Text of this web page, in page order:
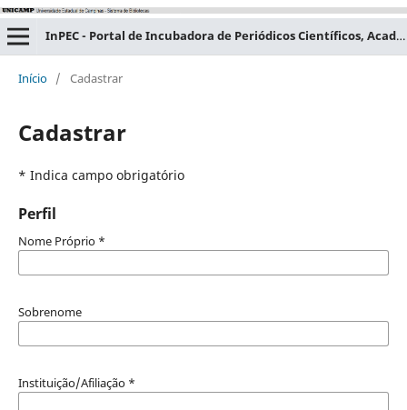
InPEC - Portal de Incubadora de Periódicos Científicos, Acadêmicos e Educacionais
Início / Cadastrar
Cadastrar
* Indica campo obrigatório
Perfil
Nome Próprio *
Sobrenome
Instituição/Afiliação *